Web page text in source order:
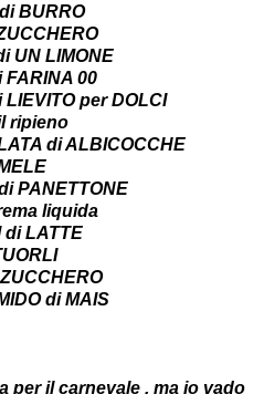
BURRO
UN LIMONE
FARINA 00
LIEVITO per DOLCI
ripieno
di ALBICOCCHE
PANETTONE
liquida
di LATTE
di MAIS
per il carnevale , ma io vado